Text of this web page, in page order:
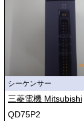
シーケンサー
三菱電機 Mitsubishi
QD75P2